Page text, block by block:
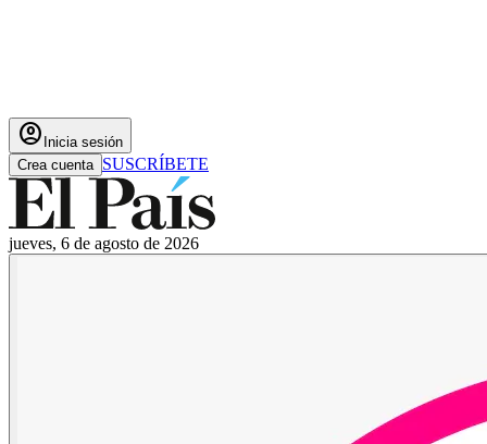
account_circle Inicia sesión
Crea cuenta SUSCRÍBETE
jueves, 6 de agosto de 2026